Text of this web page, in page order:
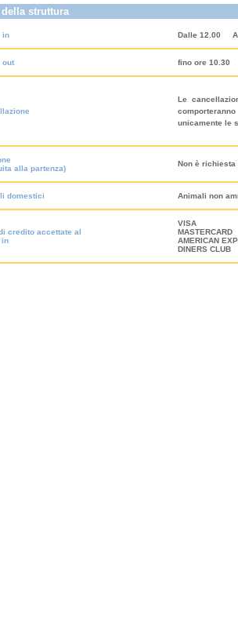
struttura
in Dalle 12.00
out fino ore 10.30
Le
unicamente le
alla partenza)
Non è
domestici Animali non
credito accettate al
in
VISA
MASTERCARD
AMERICAN
DINERS CLUB